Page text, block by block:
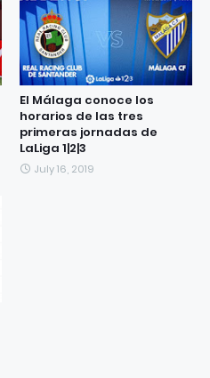
El Málaga conoce los
horarios de las tres
primeras jornadas de
LaLiga 1|2|3
July 16, 2019